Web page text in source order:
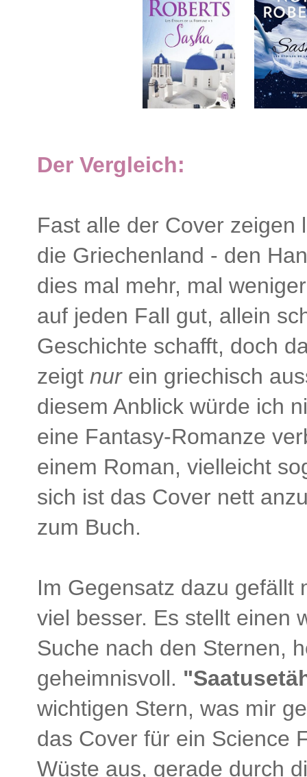
Der Vergleich:
Fast alle der Cover zeigen
die Griechenland - den
dies mal mehr, mal
auf jeden Fall gut, allein
Geschichte schafft, doch
zeigt nur ein griechisch
diesem Anblick würde ich
eine Fantasy-Romanze
einem Roman, vielleicht
sich ist das Cover nett
zum Buch.
Im Gegensatz dazu gefällt
viel besser. Es stellt einen
Suche nach den Sternen,
geheimnisvoll.
wichtigen Stern, was mir
das Cover für ein Science
Wüste aus, gerade durch